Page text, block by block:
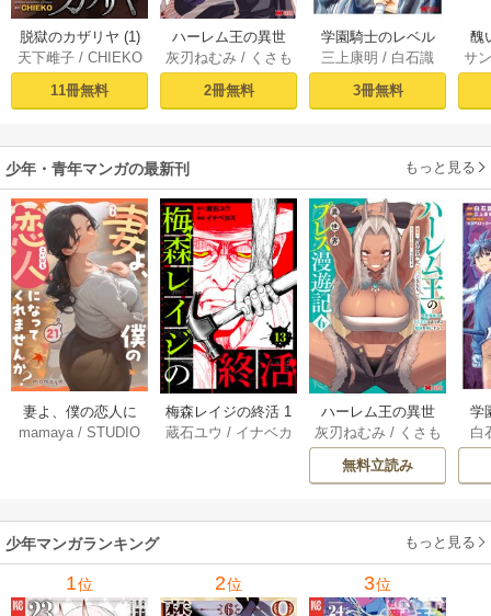
脱獄のカザリヤ (1)
天下雌子/ CHIEKO
11冊無料
ハーレム王の異世
界プレス漫遊記 ～
最強無双のおじさ
んはあらゆる種族
ミック） 1巻
灰刃ねむみ / くさも
ち
2冊無料
学園騎士のレベル
アップ！レベル100
0超えの転生者、落
ちこぼれクラスに
（コミック） ： 1
三上康明 / 白石識
3冊無料
醜
同
サ
少年・青年マンガの最新刊 もっと見る
妻よ、僕の恋人に
なってくれません
mamaya /STUDIO
梅森レイジの終活 1
3巻
蔵石ユウ / イナベカ
ハーレム王の異世
界プレス漫遊記 ～
最強無双のおじさ
んはあらゆる種族
ミック） 6巻
灰刃ねむみ / くさも
ち
無料立読み
学
ア
（
白
少年マンガランキング もっと見る
1位 2位 3位